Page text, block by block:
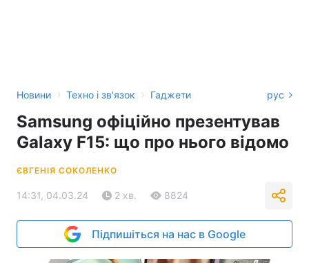
Новини › Техно і зв'язок › Гаджети рус
Samsung офіційно презентував
Galaxy F15: що про нього відомо
ЄВГЕНІЯ СОКОЛЕНКО
14:31, 04.03.24 2 хв. 8824
Підпишіться на нас в Google